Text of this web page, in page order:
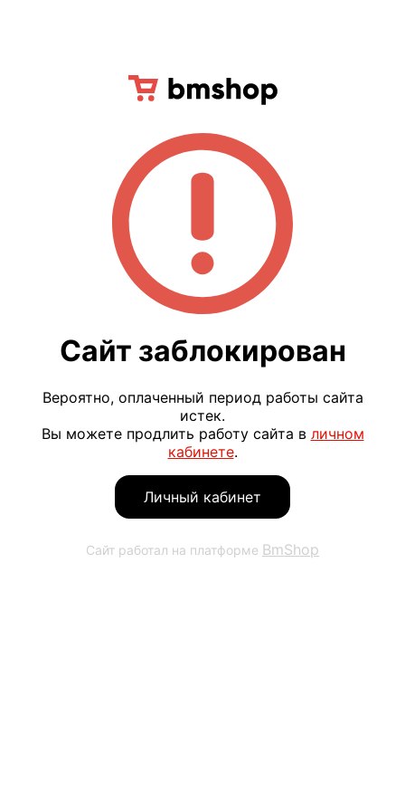
Сайт заблокирован
Вероятно, оплаченный период работы сайта
истек.
Вы можете продлить работу сайта в личном
кабинете.
Личный кабинет
Сайт работал на платформе BmShop